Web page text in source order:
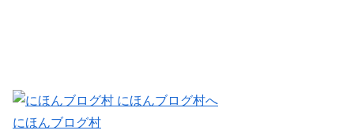
にほんブログ村